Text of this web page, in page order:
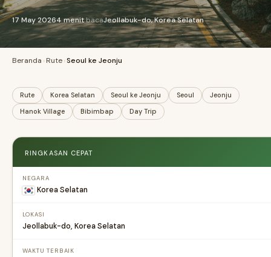
17 May 20264 menitbacaJeollabuk-do, Korea Selatan
Beranda ›Rute›Seoul ke Jeonju
Rute Korea Selatan Seoul ke Jeonju Seoul
Jeonju
Hanok Village
Bibimbap Day Trip
RINGKASAN CEPAT
NEGARA
Korea Selatan
LOKASI
Jeollabuk-do, Korea Selatan
WAKTU TERBAIK